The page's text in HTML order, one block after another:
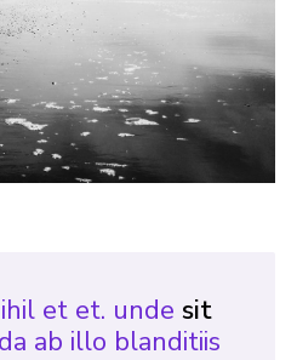
et et. unde sit
ab illo blanditiis